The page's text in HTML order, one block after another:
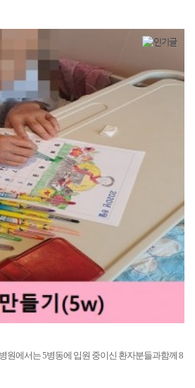
원에서는 5병동에 입원 중이신 환자분들과함께 8